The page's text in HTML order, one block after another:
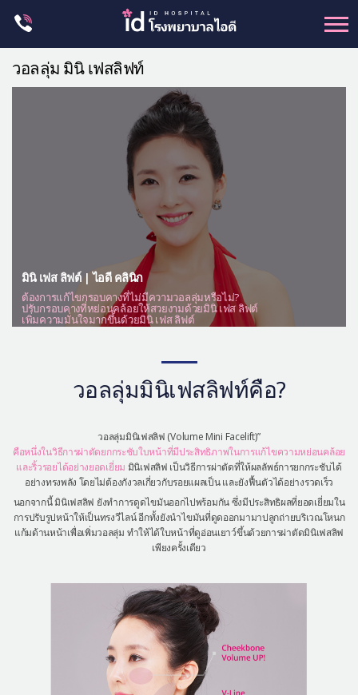
ศัลยกรรม โครงหน้า
ขากรรไกร
อื่นๆ
แผนกผิวหนัง
วอลลุ่ม มินิ เฟสลิฟท์
มินิ เฟส ลิฟต์ | ไอดี คลินิก
ต้องการแก้ไขกรอบคางที่ไม่มีความวอลลุ่มหรือไม่?
ปรับกรอบคางที่หย่อนคล้อยให้สวยงามด้วยมินิ เฟส ลิฟต์
เพิ่มความมั่นใจมากขึ้นด้วยมินิ เฟส ลิฟต์
วอลลุ่มมินิเฟสลิฟท์คือ?
วอลลุ่มมินิเฟสลิฟ (Volume Mini Facelift)”
คือหนึ่งในวิธีการผ่าตัดยกกระชับใบหน้าที่มีประสิทธิภาพในการแก้ไขความหย่อนคล้อย
และริ้วรอยได้อย่างยอดเยี่ยม มินิเฟสลิฟ เป็นวิธีการผ่าตัดที่ให้ผลลัพธ์การยกกระชับได้
อย่างทรงพลัง โดยไม่ต้องกังวลเกี่ยวกับรอยแผลเป็น และยังฟื้นตัวได้อย่างรวดเร็ว
นอกจากนี้ มินิเฟสลิฟ ยังทำการดูดไขมันออกไปพร้อมกัน ซึ่งมีประสิทธิผลที่ยอดเยี่ยมใน
การปรับรูปหน้าให้เป็นทรงวีไลน์ อีกทั้งยังนำไขมันที่ดูดออกมามาปลูกถ่ายบริเวณโหนก
แก้มด้านหน้าเพื่อเพิ่มวอลลุ่ม ทำให้ได้ใบหน้าที่ดูอ่อนเยาว์ขึ้นด้วยการผ่าตัดมินิเฟสลิฟ
เพียงครั้งเดียว